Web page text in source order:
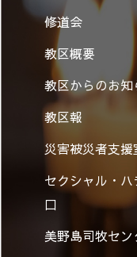
修道会
教区概要
教区からのお知
教区報
災害被災者支援
セクシャル・
口
美野島司牧セン